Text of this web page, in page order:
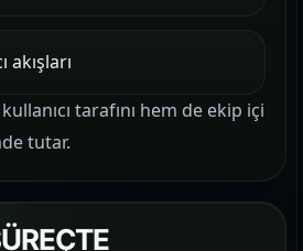
akışları
tarafını hem de ekip içi
tutar.